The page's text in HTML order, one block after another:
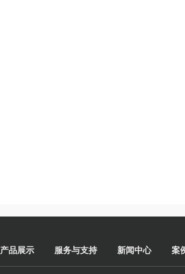
产品展示 服务与支持 新闻中心 案